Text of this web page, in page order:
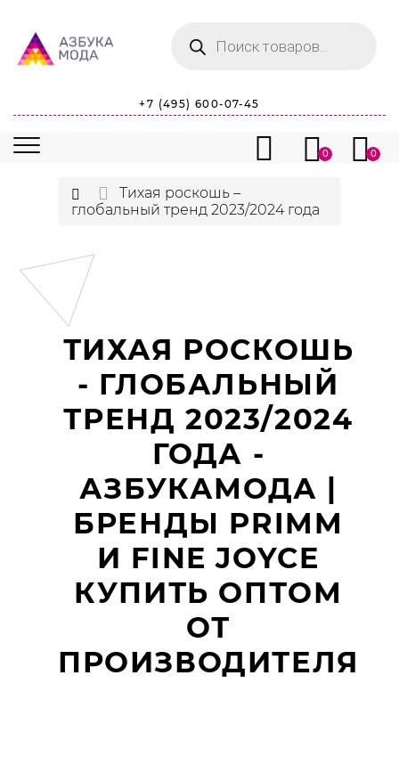
товаров
+7 (495) 600-07-45
0 0
Тихая роскошь –
глобальный тренд 2023/2024 года
ТИХАЯ РОСКОШЬ
- ГЛОБАЛЬНЫЙ
ТРЕНД 2023/2024
ГОДА -
АЗБУКАМОДА |
БРЕНДЫ PRIMM
И FINE JOYCE
КУПИТЬ ОПТОМ
ОТ
ПРОИЗВОДИТЕЛЯ